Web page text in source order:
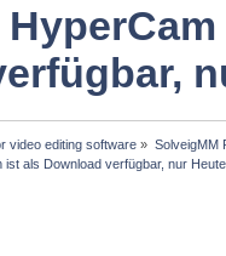
video editing software » SolveigMM
als Download verfügbar, nur Heute